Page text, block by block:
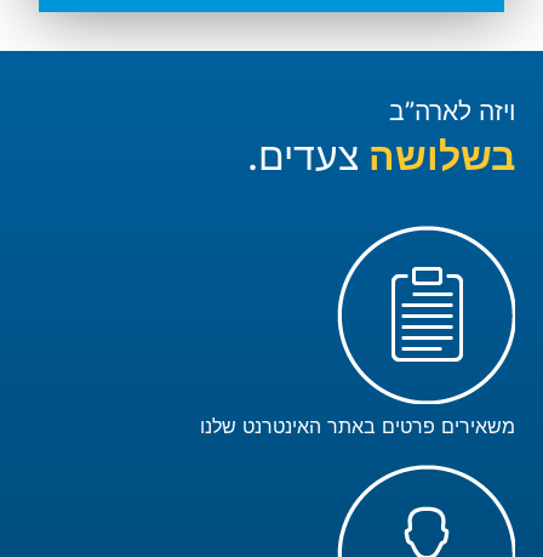
ויזה לארה”ב
בשלושה צעדים.
משאירים פרטים באתר האינטרנט שלנו